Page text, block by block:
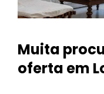
Muita
oferta em